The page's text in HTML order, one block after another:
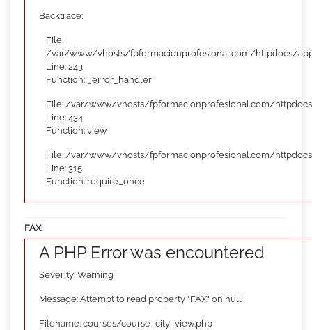
Backtrace:
File:
/var/www/vhosts/fpformacionprofesional.com/httpdocs/
Line: 243
Function: _error_handler
File: /var/www/vhosts/fpformacionprofesional.com/
Line: 434
Function: view
File: /var/www/vhosts/fpformacionprofesional.com/
Line: 315
Function: require_once
FAX:
A PHP Error was encountered
Severity: Warning
Message: Attempt to read property "FAX" on null
Filename: courses/course_city_view.php